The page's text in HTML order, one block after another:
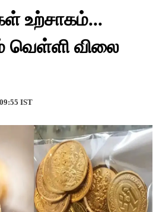
உற்சாகம்...
வெள்ளி விலை
IST